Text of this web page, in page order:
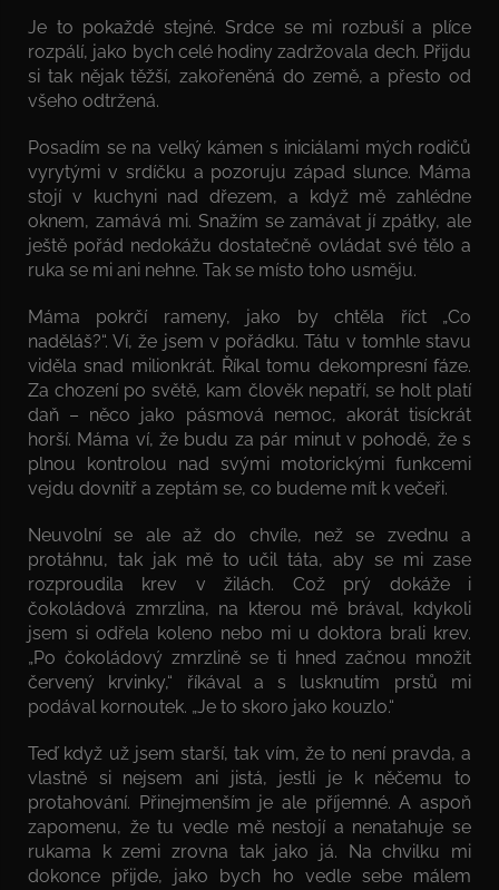
Je to pokaždé stejné. Srdce se mi rozbuší a plíce
rozpálí, jako bych celé hodiny zadržovala dech. Přijdu
si tak nějak těžší, zakořeněná do země, a přesto od
všeho odtržená.
Posadím se na velký kámen s iniciálami mých rodičů
vyrytými v srdíčku a pozoruju západ slunce. Máma
stojí v kuchyni nad dřezem, a když mě zahlédne
oknem, zamává mi. Snažím se zamávat jí zpátky, ale
ještě pořád nedokážu dostatečně ovládat své tělo a
ruka se mi ani nehne. Tak se místo toho usměju.
Máma pokrčí rameny, jako by chtěla říct „Co
naděláš?“. Ví, že jsem v pořádku. Tátu v tomhle stavu
viděla snad milionkrát. Říkal tomu dekompresní fáze.
Za chození po světě, kam člověk nepatří, se holt platí
daň – něco jako pásmová nemoc, akorát tisíckrát
horší. Máma ví, že budu za pár minut v pohodě, že s
plnou kontrolou nad svými motorickými funkcemi
vejdu dovnitř a zeptám se, co budeme mít k večeři.
Neuvolní se ale až do chvíle, než se zvednu a
protáhnu, tak jak mě to učil táta, aby se mi zase
rozproudila krev v žilách. Což prý dokáže i
čokoládová zmrzlina, na kterou mě brával, kdykoli
jsem si odřela koleno nebo mi u doktora brali krev.
„Po čokoládový zmrzlině se ti hned začnou množit
červený krvinky,“ říkával a s lusknutím prstů mi
podával kornoutek. „Je to skoro jako kouzlo.“
Teď když už jsem starší, tak vím, že to není pravda, a
vlastně si nejsem ani jistá, jestli je k něčemu to
protahování. Přinejmenším je ale příjemné. A aspoň
zapomenu, že tu vedle mě nestojí a nenatahuje se
rukama k zemi zrovna tak jako já. Na chvilku mi
dokonce přijde, jako bych ho vedle sebe málem